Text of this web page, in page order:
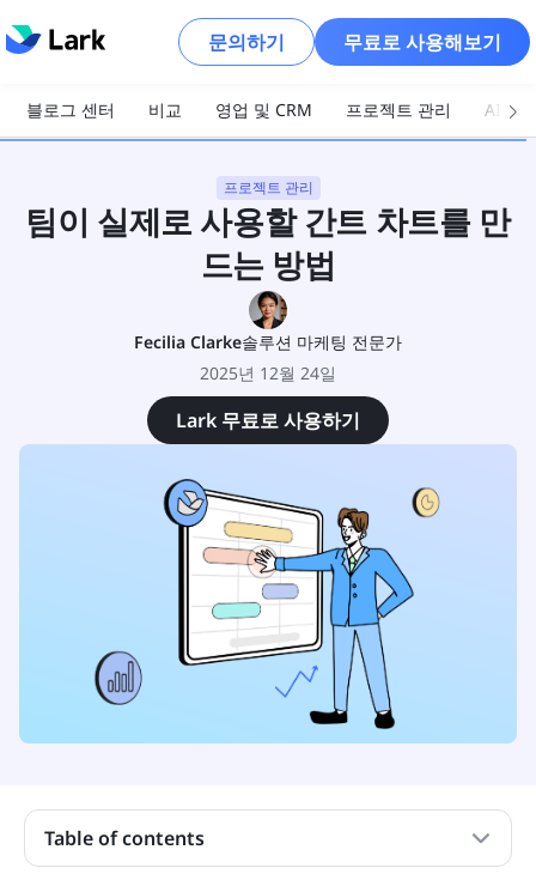
문의하기 무료로 사용해보기
블로그 센터 비교 영업 및 CRM 프로젝트 관리 AI 및
프로젝트 관리
팀이 실제로 사용할 간트 차트를 만
드는 방법
Fecilia Clarke솔루션 마케팅 전문가
2025년 12월 24일
Lark 무료로 사용하기
Table of contents